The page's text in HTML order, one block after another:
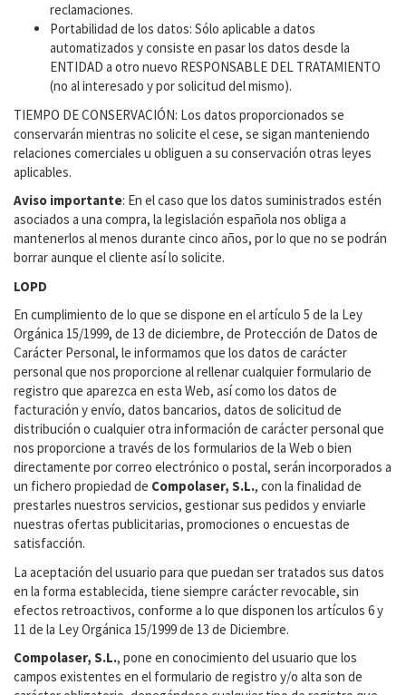
reclamaciones.
Portabilidad de los datos: Sólo aplicable a datos
automatizados y consiste en pasar los datos desde la
ENTIDAD a otro nuevo RESPONSABLE DEL TRATAMIENTO
(no al interesado y por solicitud del mismo).
TIEMPO DE CONSERVACIÓN: Los datos proporcionados se
conservarán mientras no solicite el cese, se sigan manteniendo
relaciones comerciales u obliguen a su conservación otras leyes
aplicables.
Aviso importante: En el caso que los datos suministrados estén
asociados a una compra, la legislación española nos obliga a
mantenerlos al menos durante cinco años, por lo que no se podrán
borrar aunque el cliente así lo solicite.
LOPD
En cumplimiento de lo que se dispone en el artículo 5 de la Ley
Orgánica 15/1999, de 13 de diciembre, de Protección de Datos de
Carácter Personal, le informamos que los datos de carácter
personal que nos proporcione al rellenar cualquier formulario de
registro que aparezca en esta Web, así como los datos de
facturación y envío, datos bancarios, datos de solicitud de
distribución o cualquier otra información de carácter personal que
nos proporcione a través de los formularios de la Web o bien
directamente por correo electrónico o postal, serán incorporados a
un fichero propiedad de Compolaser, S.L., con la finalidad de
prestarles nuestros servicios, gestionar sus pedidos y enviarle
nuestras ofertas publicitarias, promociones o encuestas de
satisfacción.
La aceptación del usuario para que puedan ser tratados sus datos
en la forma establecida, tiene siempre carácter revocable, sin
efectos retroactivos, conforme a lo que disponen los artículos 6 y
11 de la Ley Orgánica 15/1999 de 13 de Diciembre.
Compolaser, S.L., pone en conocimiento del usuario que los
campos existentes en el formulario de registro y/o alta son de